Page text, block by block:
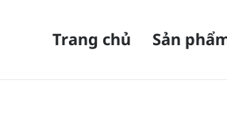
Trang chủ Sản